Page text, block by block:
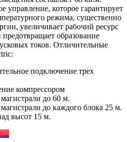
управление, которое гарантирует
режима, существенно
увеличивает рабочий ресурс
образование
токов. Отличительные
подключение трех
компрессором
до 60 м.
до каждого блока 25 м.
высот 15 м.
...